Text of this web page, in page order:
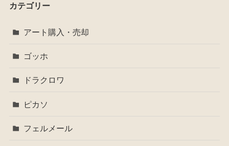
カテゴリー
アート購入・売却
ゴッホ
ドラクロワ
ピカソ
フェルメール